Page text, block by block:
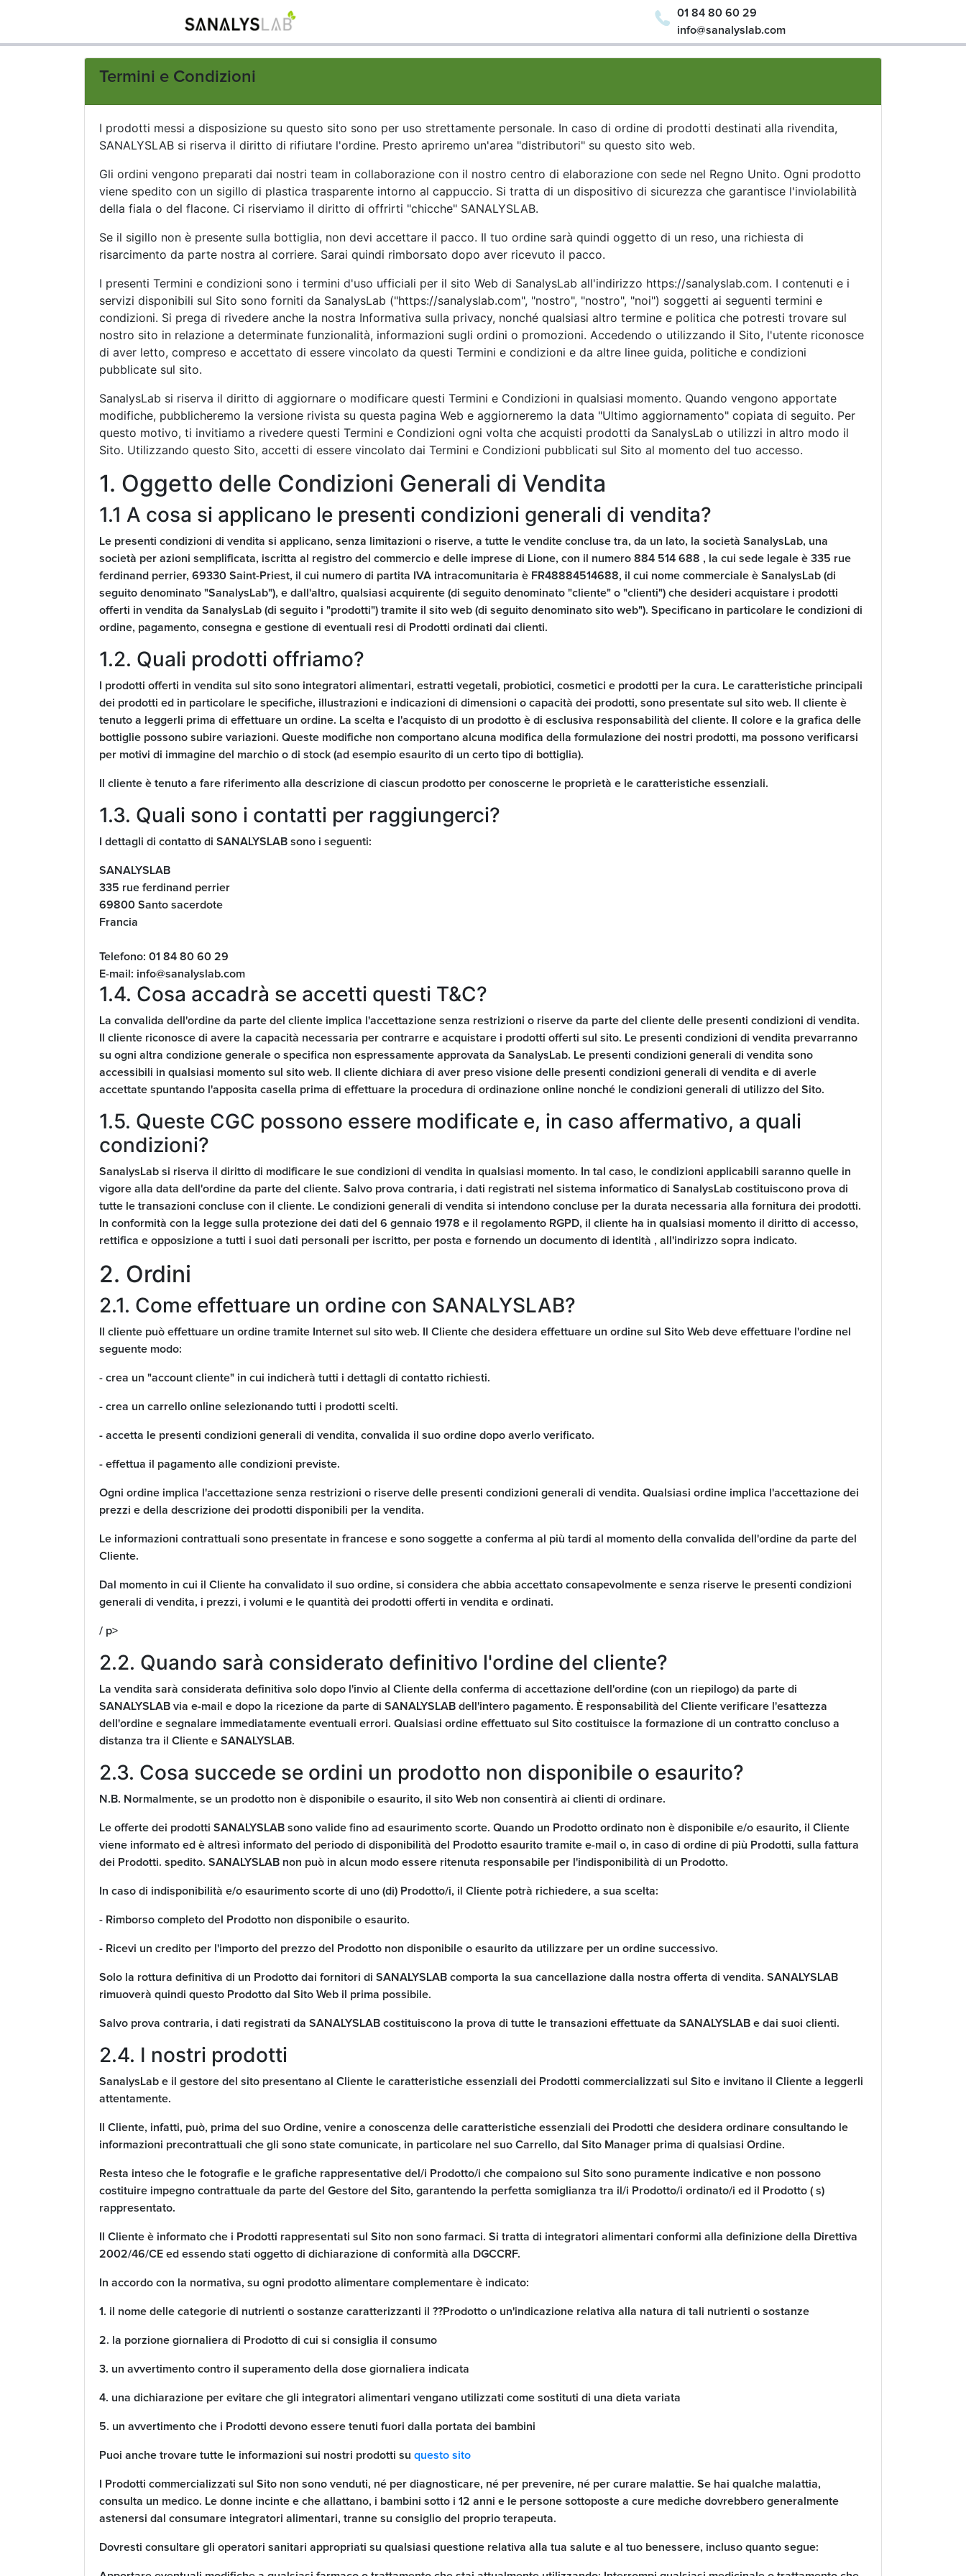
01 84 80 60 29
info@sanalyslab.com
Termini e Condizioni
I prodotti messi a disposizione su questo sito sono per uso strettamente personale. In caso di ordine di prodotti destinati alla rivendita,
SANALYSLAB si riserva il diritto di rifiutare l'ordine. Presto apriremo un'area "distributori" su questo sito web.
Gli ordini vengono preparati dai nostri team in collaborazione con il nostro centro di elaborazione con sede nel Regno Unito. Ogni prodotto
viene spedito con un sigillo di plastica trasparente intorno al cappuccio. Si tratta di un dispositivo di sicurezza che garantisce l'inviolabilità
della fiala o del flacone. Ci riserviamo il diritto di offrirti "chicche" SANALYSLAB.
Se il sigillo non è presente sulla bottiglia, non devi accettare il pacco. Il tuo ordine sarà quindi oggetto di un reso, una richiesta di
risarcimento da parte nostra al corriere. Sarai quindi rimborsato dopo aver ricevuto il pacco.
I presenti Termini e condizioni sono i termini d'uso ufficiali per il sito Web di SanalysLab all'indirizzo https://sanalyslab.com. I contenuti e i
servizi disponibili sul Sito sono forniti da SanalysLab ("https://sanalyslab.com", "nostro", "nostro", "noi") soggetti ai seguenti termini e
condizioni. Si prega di rivedere anche la nostra Informativa sulla privacy, nonché qualsiasi altro termine e politica che potresti trovare sul
nostro sito in relazione a determinate funzionalità, informazioni sugli ordini o promozioni. Accedendo o utilizzando il Sito, l'utente riconosce
di aver letto, compreso e accettato di essere vincolato da questi Termini e condizioni e da altre linee guida, politiche e condizioni
pubblicate sul sito.
SanalysLab si riserva il diritto di aggiornare o modificare questi Termini e Condizioni in qualsiasi momento. Quando vengono apportate
modifiche, pubblicheremo la versione rivista su questa pagina Web e aggiorneremo la data "Ultimo aggiornamento" copiata di seguito. Per
questo motivo, ti invitiamo a rivedere questi Termini e Condizioni ogni volta che acquisti prodotti da SanalysLab o utilizzi in altro modo il
Sito. Utilizzando questo Sito, accetti di essere vincolato dai Termini e Condizioni pubblicati sul Sito al momento del tuo accesso.
1. Oggetto delle Condizioni Generali di Vendita
1.1 A cosa si applicano le presenti condizioni generali di vendita?
Le presenti condizioni di vendita si applicano, senza limitazioni o riserve, a tutte le vendite concluse tra, da un lato, la società SanalysLab, una
società per azioni semplificata, iscritta al registro del commercio e delle imprese di Lione, con il numero 884 514 688 , la cui sede legale è 335 rue
ferdinand perrier, 69330 Saint-Priest, il cui numero di partita IVA intracomunitaria è FR48884514688, il cui nome commerciale è SanalysLab (di
seguito denominato "SanalysLab"), e dall'altro, qualsiasi acquirente (di seguito denominato "cliente" o "clienti") che desideri acquistare i prodotti
offerti in vendita da SanalysLab (di seguito i "prodotti") tramite il sito web (di seguito denominato sito web"). Specificano in particolare le condizioni di
ordine, pagamento, consegna e gestione di eventuali resi di Prodotti ordinati dai clienti.
1.2. Quali prodotti offriamo?
I prodotti offerti in vendita sul sito sono integratori alimentari, estratti vegetali, probiotici, cosmetici e prodotti per la cura. Le caratteristiche principali
dei prodotti ed in particolare le specifiche, illustrazioni e indicazioni di dimensioni o capacità dei prodotti, sono presentate sul sito web. Il cliente è
tenuto a leggerli prima di effettuare un ordine. La scelta e l'acquisto di un prodotto è di esclusiva responsabilità del cliente. Il colore e la grafica delle
bottiglie possono subire variazioni. Queste modifiche non comportano alcuna modifica della formulazione dei nostri prodotti, ma possono verificarsi
per motivi di immagine del marchio o di stock (ad esempio esaurito di un certo tipo di bottiglia).
Il cliente è tenuto a fare riferimento alla descrizione di ciascun prodotto per conoscerne le proprietà e le caratteristiche essenziali.
1.3. Quali sono i contatti per raggiungerci?
I dettagli di contatto di SANALYSLAB sono i seguenti:
SANALYSLAB
335 rue ferdinand perrier
69800 Santo sacerdote
Francia
Telefono: 01 84 80 60 29
E-mail: info@sanalyslab.com
1.4. Cosa accadrà se accetti questi T&C?
La convalida dell'ordine da parte del cliente implica l'accettazione senza restrizioni o riserve da parte del cliente delle presenti condizioni di vendita.
Il cliente riconosce di avere la capacità necessaria per contrarre e acquistare i prodotti offerti sul sito. Le presenti condizioni di vendita prevarranno
su ogni altra condizione generale o specifica non espressamente approvata da SanalysLab. Le presenti condizioni generali di vendita sono
accessibili in qualsiasi momento sul sito web. Il cliente dichiara di aver preso visione delle presenti condizioni generali di vendita e di averle
accettate spuntando l'apposita casella prima di effettuare la procedura di ordinazione online nonché le condizioni generali di utilizzo del Sito.
1.5. Queste CGC possono essere modificate e, in caso affermativo, a quali
condizioni?
SanalysLab si riserva il diritto di modificare le sue condizioni di vendita in qualsiasi momento. In tal caso, le condizioni applicabili saranno quelle in
vigore alla data dell'ordine da parte del cliente. Salvo prova contraria, i dati registrati nel sistema informatico di SanalysLab costituiscono prova di
tutte le transazioni concluse con il cliente. Le condizioni generali di vendita si intendono concluse per la durata necessaria alla fornitura dei prodotti.
In conformità con la legge sulla protezione dei dati del 6 gennaio 1978 e il regolamento RGPD, il cliente ha in qualsiasi momento il diritto di accesso,
rettifica e opposizione a tutti i suoi dati personali per iscritto, per posta e fornendo un documento di identità , all'indirizzo sopra indicato.
2. Ordini
2.1. Come effettuare un ordine con SANALYSLAB?
Il cliente può effettuare un ordine tramite Internet sul sito web. Il Cliente che desidera effettuare un ordine sul Sito Web deve effettuare l'ordine nel
seguente modo:
- crea un "account cliente" in cui indicherà tutti i dettagli di contatto richiesti.
- crea un carrello online selezionando tutti i prodotti scelti.
- accetta le presenti condizioni generali di vendita, convalida il suo ordine dopo averlo verificato.
- effettua il pagamento alle condizioni previste.
Ogni ordine implica l'accettazione senza restrizioni o riserve delle presenti condizioni generali di vendita. Qualsiasi ordine implica l'accettazione dei
prezzi e della descrizione dei prodotti disponibili per la vendita.
Le informazioni contrattuali sono presentate in francese e sono soggette a conferma al più tardi al momento della convalida dell'ordine da parte del
Cliente.
Dal momento in cui il Cliente ha convalidato il suo ordine, si considera che abbia accettato consapevolmente e senza riserve le presenti condizioni
generali di vendita, i prezzi, i volumi e le quantità dei prodotti offerti in vendita e ordinati.
/ p>
2.2. Quando sarà considerato definitivo l'ordine del cliente?
La vendita sarà considerata definitiva solo dopo l'invio al Cliente della conferma di accettazione dell'ordine (con un riepilogo) da parte di
SANALYSLAB via e-mail e dopo la ricezione da parte di SANALYSLAB dell'intero pagamento. È responsabilità del Cliente verificare l'esattezza
dell'ordine e segnalare immediatamente eventuali errori. Qualsiasi ordine effettuato sul Sito costituisce la formazione di un contratto concluso a
distanza tra il Cliente e SANALYSLAB.
2.3. Cosa succede se ordini un prodotto non disponibile o esaurito?
N.B. Normalmente, se un prodotto non è disponibile o esaurito, il sito Web non consentirà ai clienti di ordinare.
Le offerte dei prodotti SANALYSLAB sono valide fino ad esaurimento scorte. Quando un Prodotto ordinato non è disponibile e/o esaurito, il Cliente
viene informato ed è altresì informato del periodo di disponibilità del Prodotto esaurito tramite e-mail o, in caso di ordine di più Prodotti, sulla fattura
dei Prodotti. spedito. SANALYSLAB non può in alcun modo essere ritenuta responsabile per l'indisponibilità di un Prodotto.
In caso di indisponibilità e/o esaurimento scorte di uno (di) Prodotto/i, il Cliente potrà richiedere, a sua scelta:
- Rimborso completo del Prodotto non disponibile o esaurito.
- Ricevi un credito per l'importo del prezzo del Prodotto non disponibile o esaurito da utilizzare per un ordine successivo.
Solo la rottura definitiva di un Prodotto dai fornitori di SANALYSLAB comporta la sua cancellazione dalla nostra offerta di vendita. SANALYSLAB
rimuoverà quindi questo Prodotto dal Sito Web il prima possibile.
Salvo prova contraria, i dati registrati da SANALYSLAB costituiscono la prova di tutte le transazioni effettuate da SANALYSLAB e dai suoi clienti.
2.4. I nostri prodotti
SanalysLab e il gestore del sito presentano al Cliente le caratteristiche essenziali dei Prodotti commercializzati sul Sito e invitano il Cliente a leggerli
attentamente.
Il Cliente, infatti, può, prima del suo Ordine, venire a conoscenza delle caratteristiche essenziali dei Prodotti che desidera ordinare consultando le
informazioni precontrattuali che gli sono state comunicate, in particolare nel suo Carrello, dal Sito Manager prima di qualsiasi Ordine.
Resta inteso che le fotografie e le grafiche rappresentative del/i Prodotto/i che compaiono sul Sito sono puramente indicative e non possono
costituire impegno contrattuale da parte del Gestore del Sito, garantendo la perfetta somiglianza tra il/i Prodotto/i ordinato/i ed il Prodotto ( s)
rappresentato.
Il Cliente è informato che i Prodotti rappresentati sul Sito non sono farmaci. Si tratta di integratori alimentari conformi alla definizione della Direttiva
2002/46/CE ed essendo stati oggetto di dichiarazione di conformità alla DGCCRF.
In accordo con la normativa, su ogni prodotto alimentare complementare è indicato:
1. il nome delle categorie di nutrienti o sostanze caratterizzanti il ??Prodotto o un'indicazione relativa alla natura di tali nutrienti o sostanze
2. la porzione giornaliera di Prodotto di cui si consiglia il consumo
3. un avvertimento contro il superamento della dose giornaliera indicata
4. una dichiarazione per evitare che gli integratori alimentari vengano utilizzati come sostituti di una dieta variata
5. un avvertimento che i Prodotti devono essere tenuti fuori dalla portata dei bambini
Puoi anche trovare tutte le informazioni sui nostri prodotti su questo sito
I Prodotti commercializzati sul Sito non sono venduti, né per diagnosticare, né per prevenire, né per curare malattie. Se hai qualche malattia,
consulta un medico. Le donne incinte e che allattano, i bambini sotto i 12 anni e le persone sottoposte a cure mediche dovrebbero generalmente
astenersi dal consumare integratori alimentari, tranne su consiglio del proprio terapeuta.
Dovresti consultare gli operatori sanitari appropriati su qualsiasi questione relativa alla tua salute e al tuo benessere, incluso quanto segue: